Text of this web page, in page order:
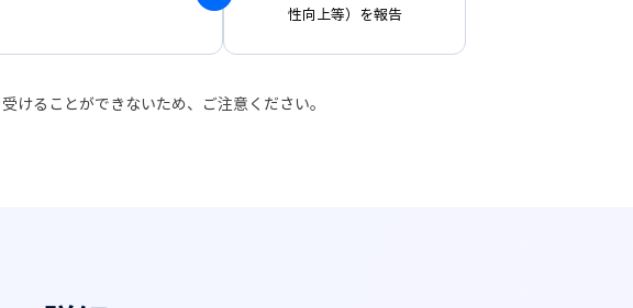
性向上等）を報告
けることができないため、ご注意ください。